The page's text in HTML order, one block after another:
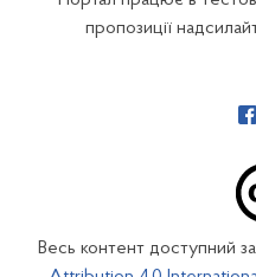
пропозиції
Весь контент доступний